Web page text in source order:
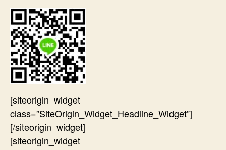
[siteorigin_widget
class=”SiteOrigin_Widget_Headline_Widget”]
[/siteorigin_widget]
[siteorigin_widget